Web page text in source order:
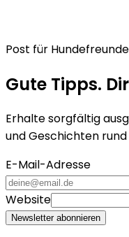
Post für Hundefreunde
Gute Tipps.
Erhalte sorgfältig
und Geschichten
E-Mail-Adresse
Website
Newsletter abonnieren